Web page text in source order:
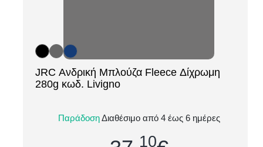
[ti_wishlists_addtowishlist loop=yes]
JRC Ανδρική Μπλούζα Fleece Δίχρωμη
280g κωδ. Livigno
μπλούζα fleece 280g, ειδικά σχεδιασμένη για
επαγγελματική χρήση σε απαιτητικά πε...
ΠαράδοσηΔιαθέσιμο από 4 έως 6 ημέρες
10